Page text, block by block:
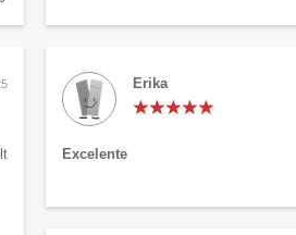
Erika
Excelente